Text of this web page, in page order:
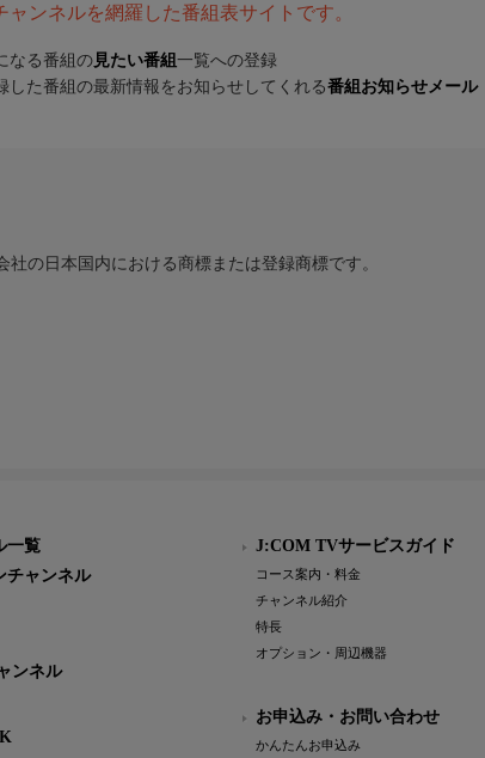
ンネルを網羅した番組表サイトです。
なる番組の 見たい番組 一覧への登録
した番組の最新情報をお知らせしてくれる番組お知らせメール
の日本国内における商標または登録商標です。
一覧
チャンネル
ンネル
J:COM TVサービスガイド
コース案内・料金
チャンネル紹介
特長
オプション・周辺機器
お申込み・お問い合わせ
かんたんお申込み